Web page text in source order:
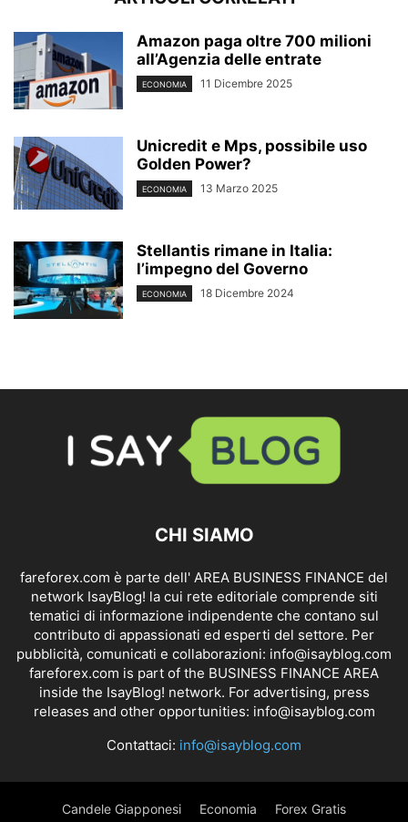
Amazon paga oltre 700 milioni
all’Agenzia delle entrate
ECONOMIA 11 Dicembre 2025
Unicredit e Mps, possibile uso
Golden Power?
ECONOMIA 13 Marzo 2025
Stellantis rimane in Italia:
l’impegno del Governo
ECONOMIA 18 Dicembre 2024
CHI SIAMO
fareforex.com è parte dell' AREA BUSINESS FINANCE del
network IsayBlog! la cui rete editoriale comprende siti
tematici di informazione indipendente che contano sul
contributo di appassionati ed esperti del settore. Per
pubblicità, comunicati e collaborazioni: info@isayblog.com
fareforex.com is part of the BUSINESS FINANCE AREA
inside the IsayBlog! network. For advertising, press
releases and other opportunities: info@isayblog.com
Contattaci: info@isayblog.com
Candele Giapponesi Economia Forex Gratis